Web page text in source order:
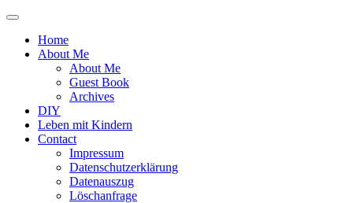
Menü
oder
ausblenden
Home
About Me
About Me
Guest Book
Archives
DIY
Leben mit Kindern
Contact
Impressum
Datenschutzerklärung
Datenauszug
Löschanfrage